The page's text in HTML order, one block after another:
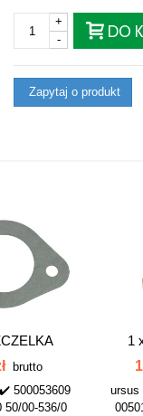
-
+
DO
Zapytaj o produkt
C-330...
brutto
500053609
50/00-536/0
1
ursus